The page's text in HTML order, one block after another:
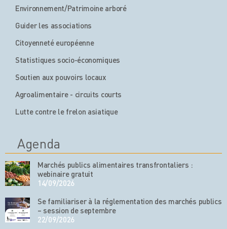
Environnement/Patrimoine arboré
Guider les associations
Citoyenneté européenne
Statistiques socio-économiques
Soutien aux pouvoirs locaux
Agroalimentaire - circuits courts
Lutte contre le frelon asiatique
Agenda
Marchés publics alimentaires transfrontaliers :
webinaire gratuit
14/09/2026
Se familiariser à la réglementation des marchés publics
– session de septembre
22/09/2026